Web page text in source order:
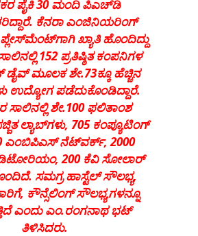
ಪೈಕಿ30ಮಂದಿ ಪಿಎಚ್ಡಿ
. ಕೆನರಾ ಎಂಜಿನಿಯರಿಂಗ್
ಪ್ಲೇಸ್ಮೆಂಟ್ಗಾಗಿ ಖ್ಯಾತಿ ಹೊಂದಿದ್ದು
152 ಪ್ರತಿಷ್ಠಿತ ಕಂಪನಿಗಳ
ಡೈವ್ ಮೂಲಕ ಶೇ.73ಕ್ಕೂ ಹೆಚ್ಚಿನ
ಉದ್ಯೋಗ ಪಡೆದುಕೊಂಡಿದ್ದಾರೆ.
ಸಾಲಿನಲ್ಲಿ ಶೇ.100ಫಲಿತಾಂಶ
ಲ್ಯಾಬ್ಗಳು, 705 ಕಂಪ್ಯೂಟಿಂಗ್
ಎಂಬಿಪಿಎಸ್ನೆಟ್ವರ್ಕ್, 2000
, 200 ಕೆವಿ ಸೋಲಾರ್
. ಸಮಗ್ರ ಹಾಸ್ಟೆಲ್ ಸೌಲಭ್ಯ,
, ಕೌನ್ಸೆಲಿಂಗ್ಸೌಲಭ್ಯಗಳನ್ನೂ
ಎಂದು ಎಂ.ರಂಗನಾಥ ಭಟ್
ತಿಳಿಸಿದರು.